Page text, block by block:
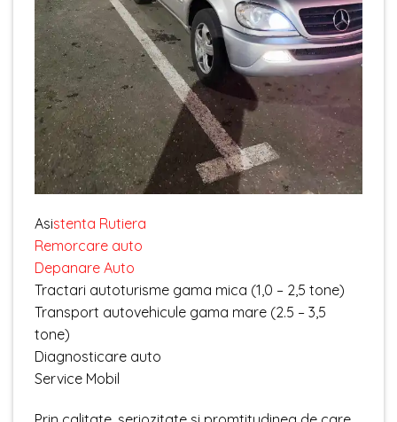
Asistenta Rutiera
Remorcare auto
Depanare Auto
Tractari autoturisme gama mica (1,0 – 2,5 tone)
Transport autovehicule gama mare (2.5 – 3,5
tone)
Diagnosticare auto
Service Mobil